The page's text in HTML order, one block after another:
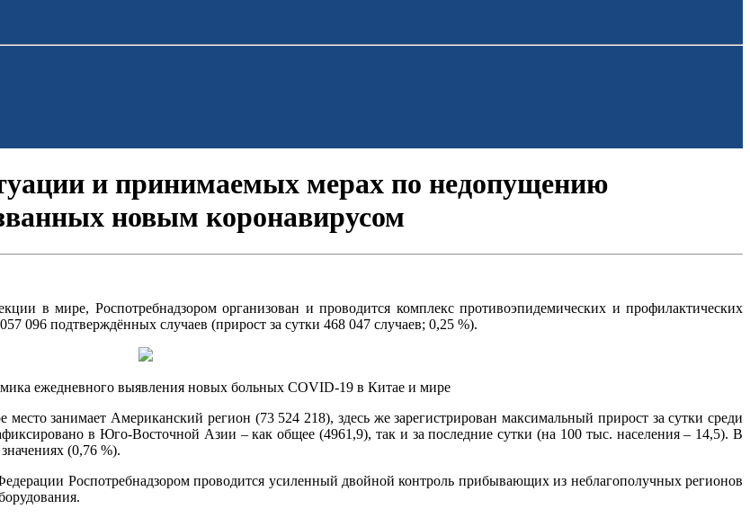
и принимаемых мерах по недопущению
новым коронавирусом
в мире, Роспотребнадзором организован и проводится комплекс противоэпидемических и профилактических
096 подтверждённых случаев (прирост за сутки 468 047 случаев; 0,25 %).
ежедневного выявления новых больных COVID-19 в Китае и мире
занимает Американский регион (73 524 218), здесь же зарегистрирован максимальный прирост за сутки среди
в Юго-Восточной Азии – как общее (4961,9), так и за последние сутки (на 100 тыс. населения – 14,5). В
(0,76 %).
Роспотребнадзором проводится усиленный двойной контроль прибывающих из неблагополучных регионов